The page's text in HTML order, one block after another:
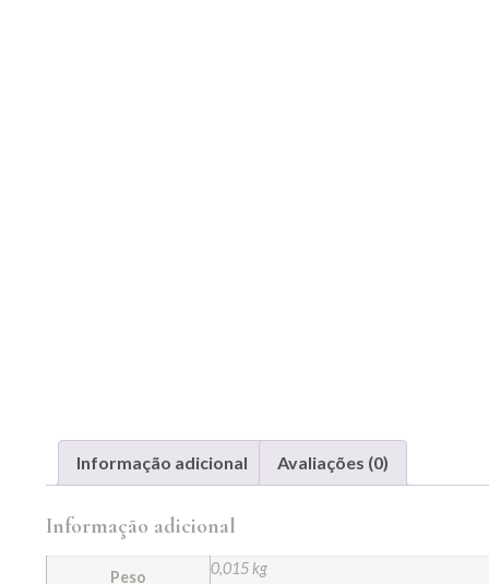
Informação adicional Avaliações (0)
Informação adicional
Peso 0,015 kg